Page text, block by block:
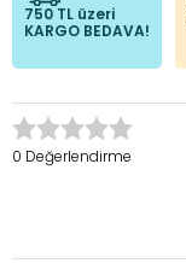
750 TL üzeri
KARGO BEDAVA!
0 Değerlendirme